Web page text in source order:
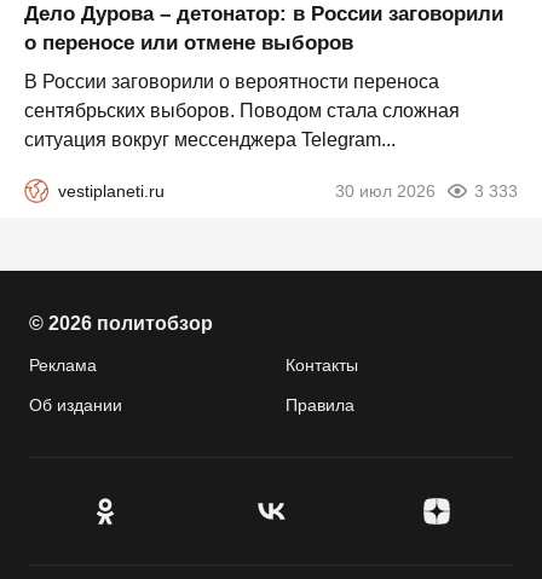
Дело Дурова – детонатор: в России заговорили
о переносе или отмене выборов
В России заговорили о вероятности переноса
сентябрьских выборов. Поводом стала сложная
ситуация вокруг мессенджера Telegram...
vestiplaneti.ru 30 июл 2026 3 333
© 2026 политобзор
Реклама Контакты
Об издании Правила